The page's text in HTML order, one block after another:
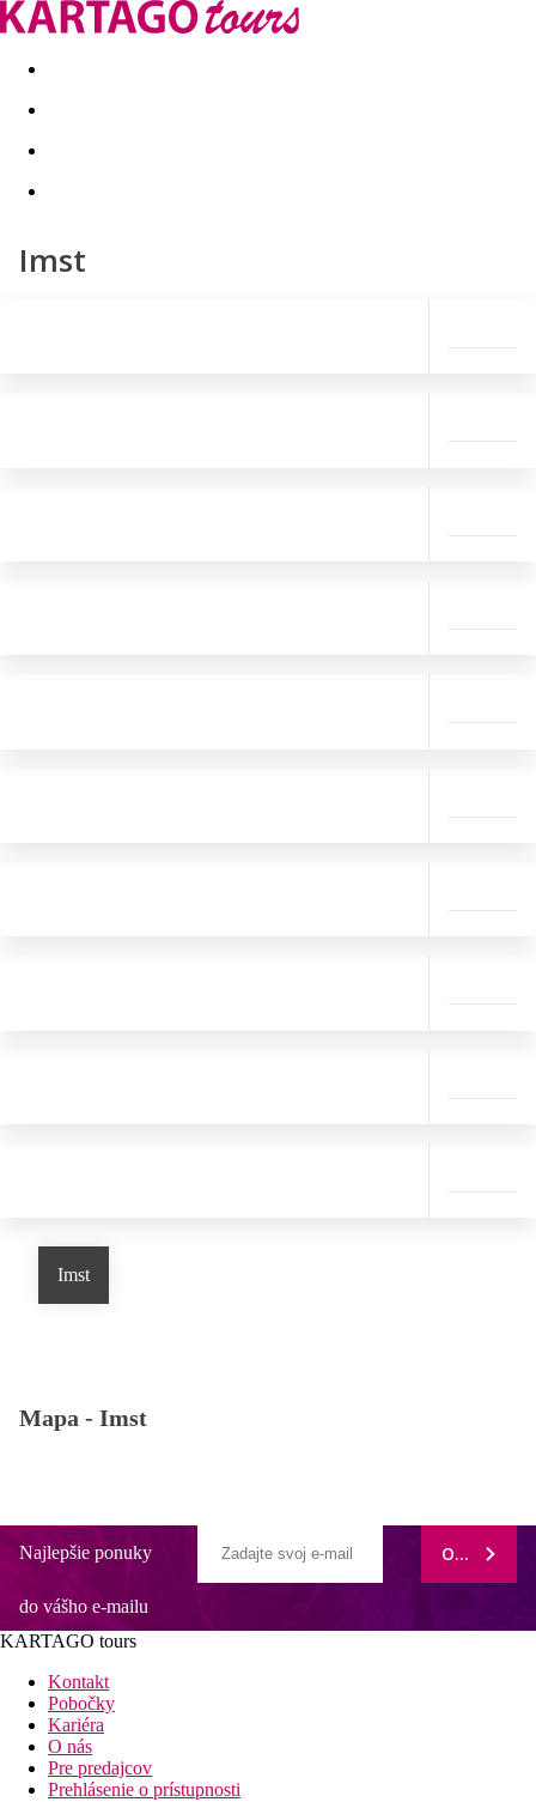
Last minute Dovolenkové kluby
Imst
Imst
Mapa - Imst
Najlepšie ponuky
do vášho e-mailu
ODOBERAŤ
KARTAGO tours
Kontakt
Pobočky
Kariéra
O nás
Pre predajcov
Prehlásenie o prístupnosti